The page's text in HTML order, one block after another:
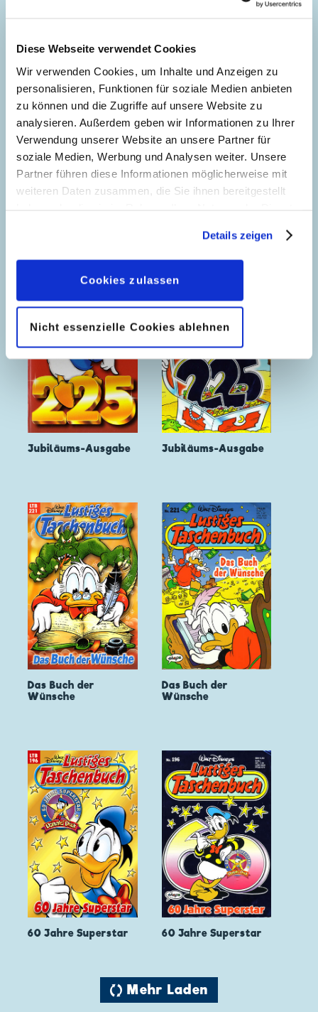
Diese Webseite verwendet Cookies
Wir verwenden Cookies, um Inhalte und Anzeigen zu
personalisieren, Funktionen für soziale Medien anbieten
zu können und die Zugriffe auf unsere Website zu
analysieren. Außerdem geben wir Informationen zu Ihrer
Verwendung unserer Website an unsere Partner für
soziale Medien, Werbung und Analysen weiter. Unsere
Partner führen diese Informationen möglicherweise mit
weiteren Daten zusammen, die Sie ihnen bereitgestellt
geben, können Sie diese jederzeit in der
Datenschutzerklärungwieder widerrufen.
Details zeigen
Cookies zulassen
Nicht essenzielle Cookies ablehnen
Jubiläums-Ausgabe Jubiläums-Ausgabe
Das Buch der
Wünsche
Das Buch der
Wünsche
60 Jahre Superstar 60 Jahre Superstar
🔄 Mehr Laden